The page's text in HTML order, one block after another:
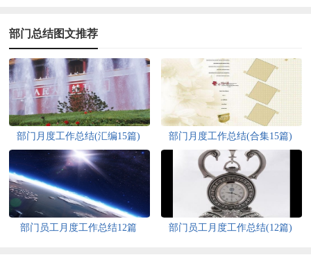
部门总结图文推荐
部门月度工作总结(汇编15篇) 部门月度工作总结(合集15篇)
部门员工月度工作总结12篇 部门员工月度工作总结(12篇)